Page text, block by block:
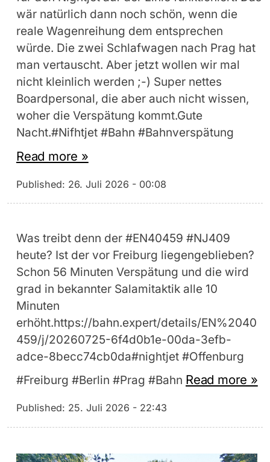
wär natürlich dann noch schön, wenn die
reale Wagenreihung dem entsprechen
würde. Die zwei Schlafwagen nach Prag hat
man vertauscht. Aber jetzt wollen wir mal
nicht kleinlich werden ;-) Super nettes
Boardpersonal, die aber auch nicht wissen,
woher die Verspätung kommt.Gute
Nacht.#Nifhtjet #Bahn #Bahnverspätung
Read more »
Published: 26. Juli 2026 - 00:08
Was treibt denn der #EN40459 #NJ409
heute? Ist der vor Freiburg liegengeblieben?
Schon 56 Minuten Verspätung und die wird
grad in bekannter Salamitaktik alle 10
Minuten
erhöht.https://bahn.expert/details/EN%2040
459/j/20260725-6f4d0b1e-00da-3efb-
adce-8becc74cb0da#nightjet #Offenburg
#Freiburg #Berlin #Prag #Bahn Read more »
Published: 25. Juli 2026 - 22:43